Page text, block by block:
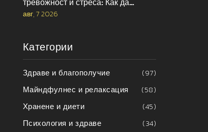
прекъснете порочния кръг
авг, 7 2026
Категории
Здраве и благополучие
(97)
Майндфулнес и релаксация
(58)
Хранене и диети
(45)
Психология и здраве
(34)